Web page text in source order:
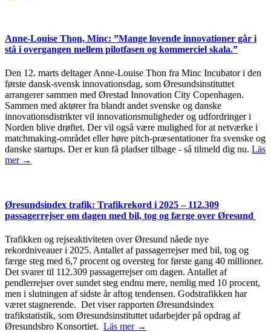
Anne-Louise Thon, Minc: ”Mange lovende innovationer går i
stå i overgangen mellem pilotfasen og kommerciel skala.”
Den 12. marts deltager Anne-Louise Thon fra Minc Incubator i den
første dansk-svensk innovationsdag, som Øresundsinstituttet
arrangerer sammen med Ørestad Innovation City Copenhagen.
Sammen med aktører fra blandt andet svenske og danske
innovationsdistrikter vil innovationsmuligheder og udfordringer i
Norden blive drøftet. Der vil også være mulighed for at netværke i
matchmaking-området eller høre pitch-præsentationer fra svenske og
danske startups. Der er kun få pladser tilbage - så tilmeld dig nu. Läs
mer →
Øresundsindex trafik: Trafikrekord i 2025 – 112.309
passagerrejser om dagen med bil, tog og færge over Øresund
Trafikken og rejseaktiviteten over Øresund nåede nye
rekordniveauer i 2025. Antallet af passagerrejser med bil, tog og
færge steg med 6,7 procent og oversteg for første gang 40 millioner.
Det svarer til 112.309 passagerrejser om dagen. Antallet af
pendlerrejser over sundet steg endnu mere, nemlig med 10 procent,
men i slutningen af sidste år aftog tendensen. Godstrafikken har
været stagnerende. Det viser rapporten Øresundsindex
trafikstatistik, som Øresundsinstituttet udarbejder på opdrag af
Øresundsbro Konsortiet. Läs mer →